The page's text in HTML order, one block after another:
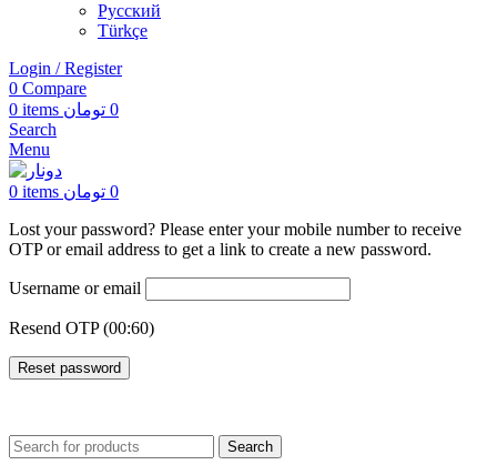
Русский
Türkçe
Login / Register
0 Compare
0 items 0 تومان
Search
Menu
0 items 0 تومان
Lost your password? Please enter your mobile number to receive
OTP or email address to get a link to create a new password.
Username or email
Resend OTP(00:60)
Reset password
Search